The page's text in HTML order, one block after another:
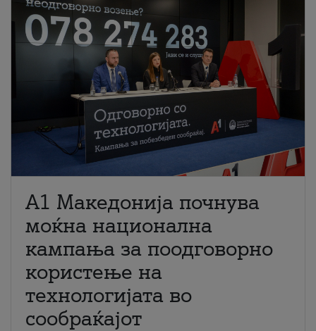
A1 Македонија почнува
моќна национална
кампања за поодговорно
користење на
технологијата во
сообраќајот